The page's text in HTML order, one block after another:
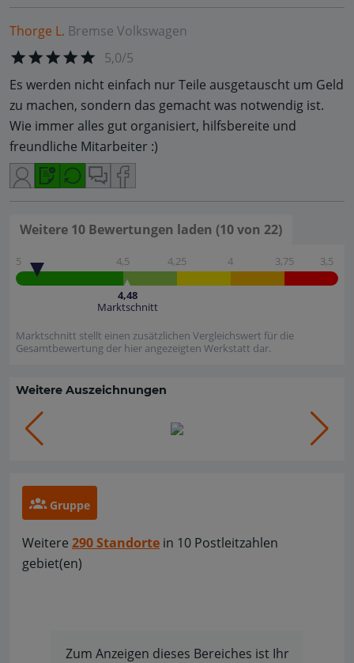
Thorge L. Bremse Volkswagen
5,0/5
Es werden nicht einfach nur Teile ausgetauscht um Geld
zu machen, sondern das gemacht was notwendig ist.
Wie immer alles gut organisiert, hilfsbereite und
freundliche Mitarbeiter :)
Weitere 10 Bewertungen laden (10 von 22)
5 4,5 4,25 4 3,75 3,5
4,48
Marktschnitt
Marktschnitt stellt einen zusätzlichen Vergleichswert für die
Gesamtbewertung der hier angezeigten Werkstatt dar.
Weitere Auszeichnungen
Gruppe
Weitere 290 Standorte in 10 Postleitzahlen
gebiet(en)
Zum Anzeigen dieses Bereiches ist Ihr